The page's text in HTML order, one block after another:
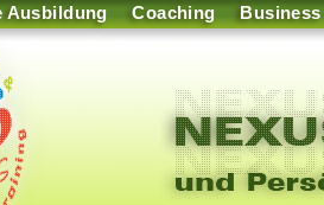
Ausbildung Coaching Business